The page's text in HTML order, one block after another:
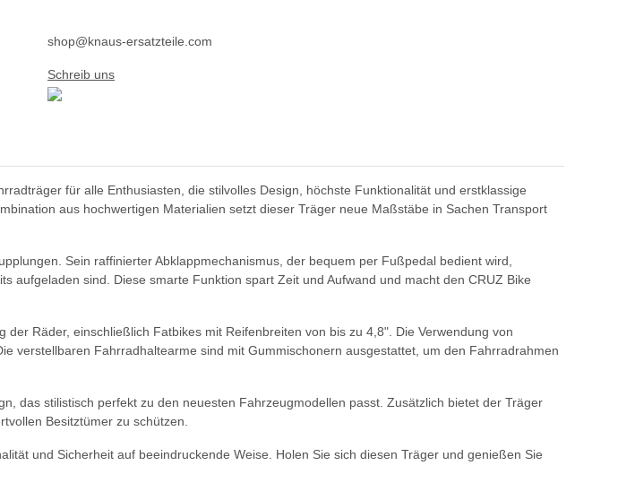
shop@knaus-ersatzteile.com
Schreib uns
für alle Enthusiasten, die stilvolles Design, höchste Funktionalität und erstklassige
aus hochwertigen Materialien setzt dieser Träger neue Maßstäbe in Sachen Transport
Sein raffinierter Abklappmechanismus, der bequem per Fußpedal bedient wird,
sind. Diese smarte Funktion spart Zeit und Aufwand und macht den CRUZ Bike
Räder, einschließlich Fatbikes mit Reifenbreiten von bis zu 4,8". Die Verwendung von
verstellbaren Fahrradhaltearme sind mit Gummischonern ausgestattet, um den Fahrradrahmen
das stilistisch perfekt zu den neuesten Fahrzeugmodellen passt. Zusätzlich bietet der Träger
Besitztümer zu schützen.
und Sicherheit auf beeindruckende Weise. Holen Sie sich diesen Träger und genießen Sie